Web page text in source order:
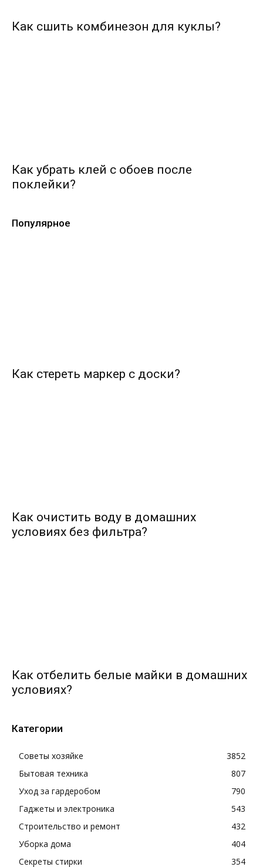
Как сшить комбинезон для куклы?
Как убрать клей с обоев после
поклейки?
Популярное
Как стереть маркер с доски?
Как очистить воду в домашних
условиях без фильтра?
Как отбелить белые майки в домашних
условиях?
Категории
Советы хозяйке
3852
Бытовая техника
807
Уход за гардеробом
790
Гаджеты и электроника
543
Строительство и ремонт
432
Уборка дома
404
Секреты стирки
354